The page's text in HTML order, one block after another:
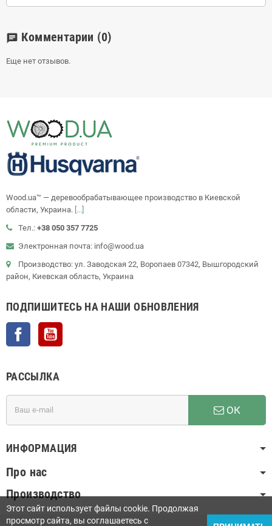
chat Комментарии (0)
Еще нет отзывов.
Wood.ua™ — деревообрабатывающее производство в Киевской
области, Украина. [...]
Тел.: +38 050 357 7725
Электронная почта: info@wood.ua
Производство: ул. Заводская 22, Воропаев 07342, Вышгородский
район, Киевская область, Украина
ПОДПИШИТЕСЬ НА НАШИ ОБНОВЛЕНИЯ
Facebook
РАССЫЛКА
ОК
ИНФОРМАЦИЯ
Про нас
Производство
Этот сайт использует файлы cookie. Продолжая
просмотр сайта, вы соглашаетесь с